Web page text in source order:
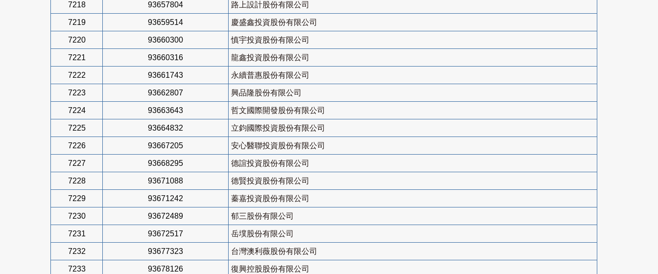
7218 93657804 路上設計股份有限公司
7219 93659514 慶盛鑫投資股份有限公司
7220 93660300 慎宇投資股份有限公司
7221 93660316 龍鑫投資股份有限公司
7222 93661743 永續普惠股份有限公司
7223 93662807 興品隆股份有限公司
7224 93663643 哲文國際開發股份有限公司
7225 93664832 立鈞國際投資股份有限公司
7226 93667205 安心醫聯投資股份有限公司
7227 93668295 德誼投資股份有限公司
7228 93671088 德賢投資股份有限公司
7229 93671242 蓁嘉投資股份有限公司
7230 93672489 郁三股份有限公司
7231 93672517 岳墣股份有限公司
7232 93677323 台灣澳利薇股份有限公司
7233 93678126 復興控股股份有限公司